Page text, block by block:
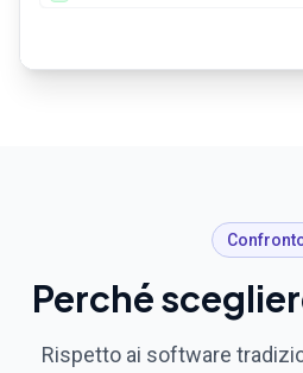
Perché
Rispetto ai software